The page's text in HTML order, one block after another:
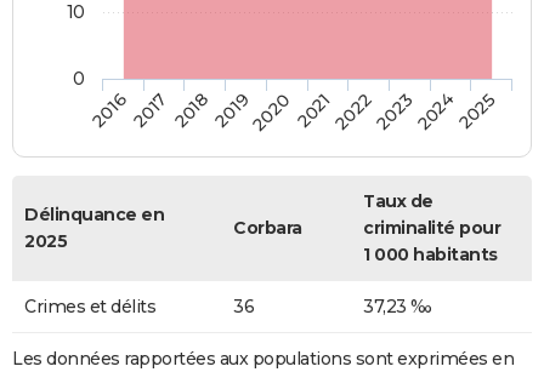
20162017 20182019202020212022202320242025
0
10
Délinquance en
2025
Corbara
Taux de
criminalité pour
1 000 habitants
Crimes et délits 36 37,23 ‰
Les données rapportées aux populations sont exprimées en